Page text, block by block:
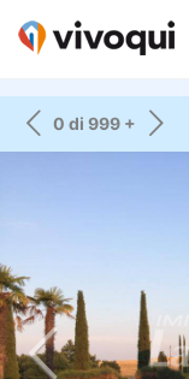
0 di 999 +